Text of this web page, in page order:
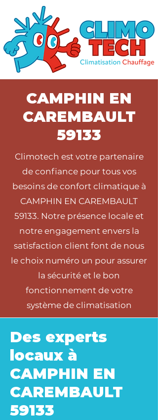
CAMPHIN EN
CAREMBAULT
59133
Climotech est votre partenaire
de confiance pour tous vos
besoins de confort climatique à
CAMPHIN EN CAREMBAULT
59133. Notre présence locale et
notre engagement envers la
satisfaction client font de nous
le choix numéro un pour assurer
la sécurité et le bon
fonctionnement de votre
système de climatisation
Des experts
locaux à
CAMPHIN EN
CAREMBAULT
59133